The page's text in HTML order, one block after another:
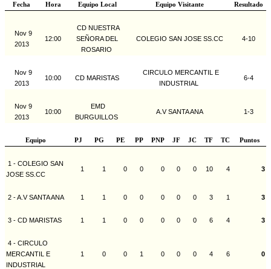
Fecha Hora Equipo Local Equipo Visitante Resultado
Nov 9
2013
12:00
CD NUESTRA
SEÑORA DEL
ROSARIO
COLEGIO SAN JOSE SS.CC 4-10
Nov 9
2013
10:00 CD MARISTAS
CIRCULO MERCANTIL E
INDUSTRIAL
6-4
Nov 9
2013
10:00
EMD
BURGUILLOS
A.V SANTA ANA 1-3
Equipo PJ PG PE PP PNP JF JC TF TC Puntos
1 - COLEGIO SAN
JOSE SS.CC
1 1 0 0 0 0 0 10 4 3
2 - A.V SANTA ANA 1 1 0 0 0 0 0 3 1 3
3 - CD MARISTAS 1 1 0 0 0 0 0 6 4 3
4 - CIRCULO
MERCANTIL E
INDUSTRIAL
1 0 0 1 0 0 0 4 6 0